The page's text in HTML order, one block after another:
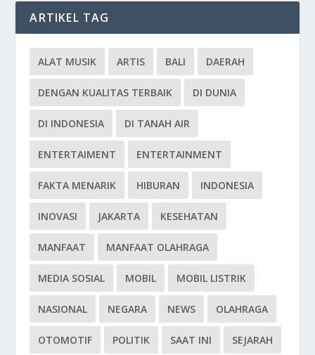
ARTIKEL TAG
ALAT MUSIK ARTIS BALI DAERAH
DENGAN KUALITAS TERBAIK DI DUNIA
DI INDONESIA DI TANAH AIR
ENTERTAIMENT ENTERTAINMENT
FAKTA MENARIK HIBURAN INDONESIA
INOVASI JAKARTA KESEHATAN
MANFAAT MANFAAT OLAHRAGA
MEDIA SOSIAL MOBIL MOBIL LISTRIK
NASIONAL NEGARA NEWS OLAHRAGA
OTOMOTIF POLITIK SAAT INI SEJARAH